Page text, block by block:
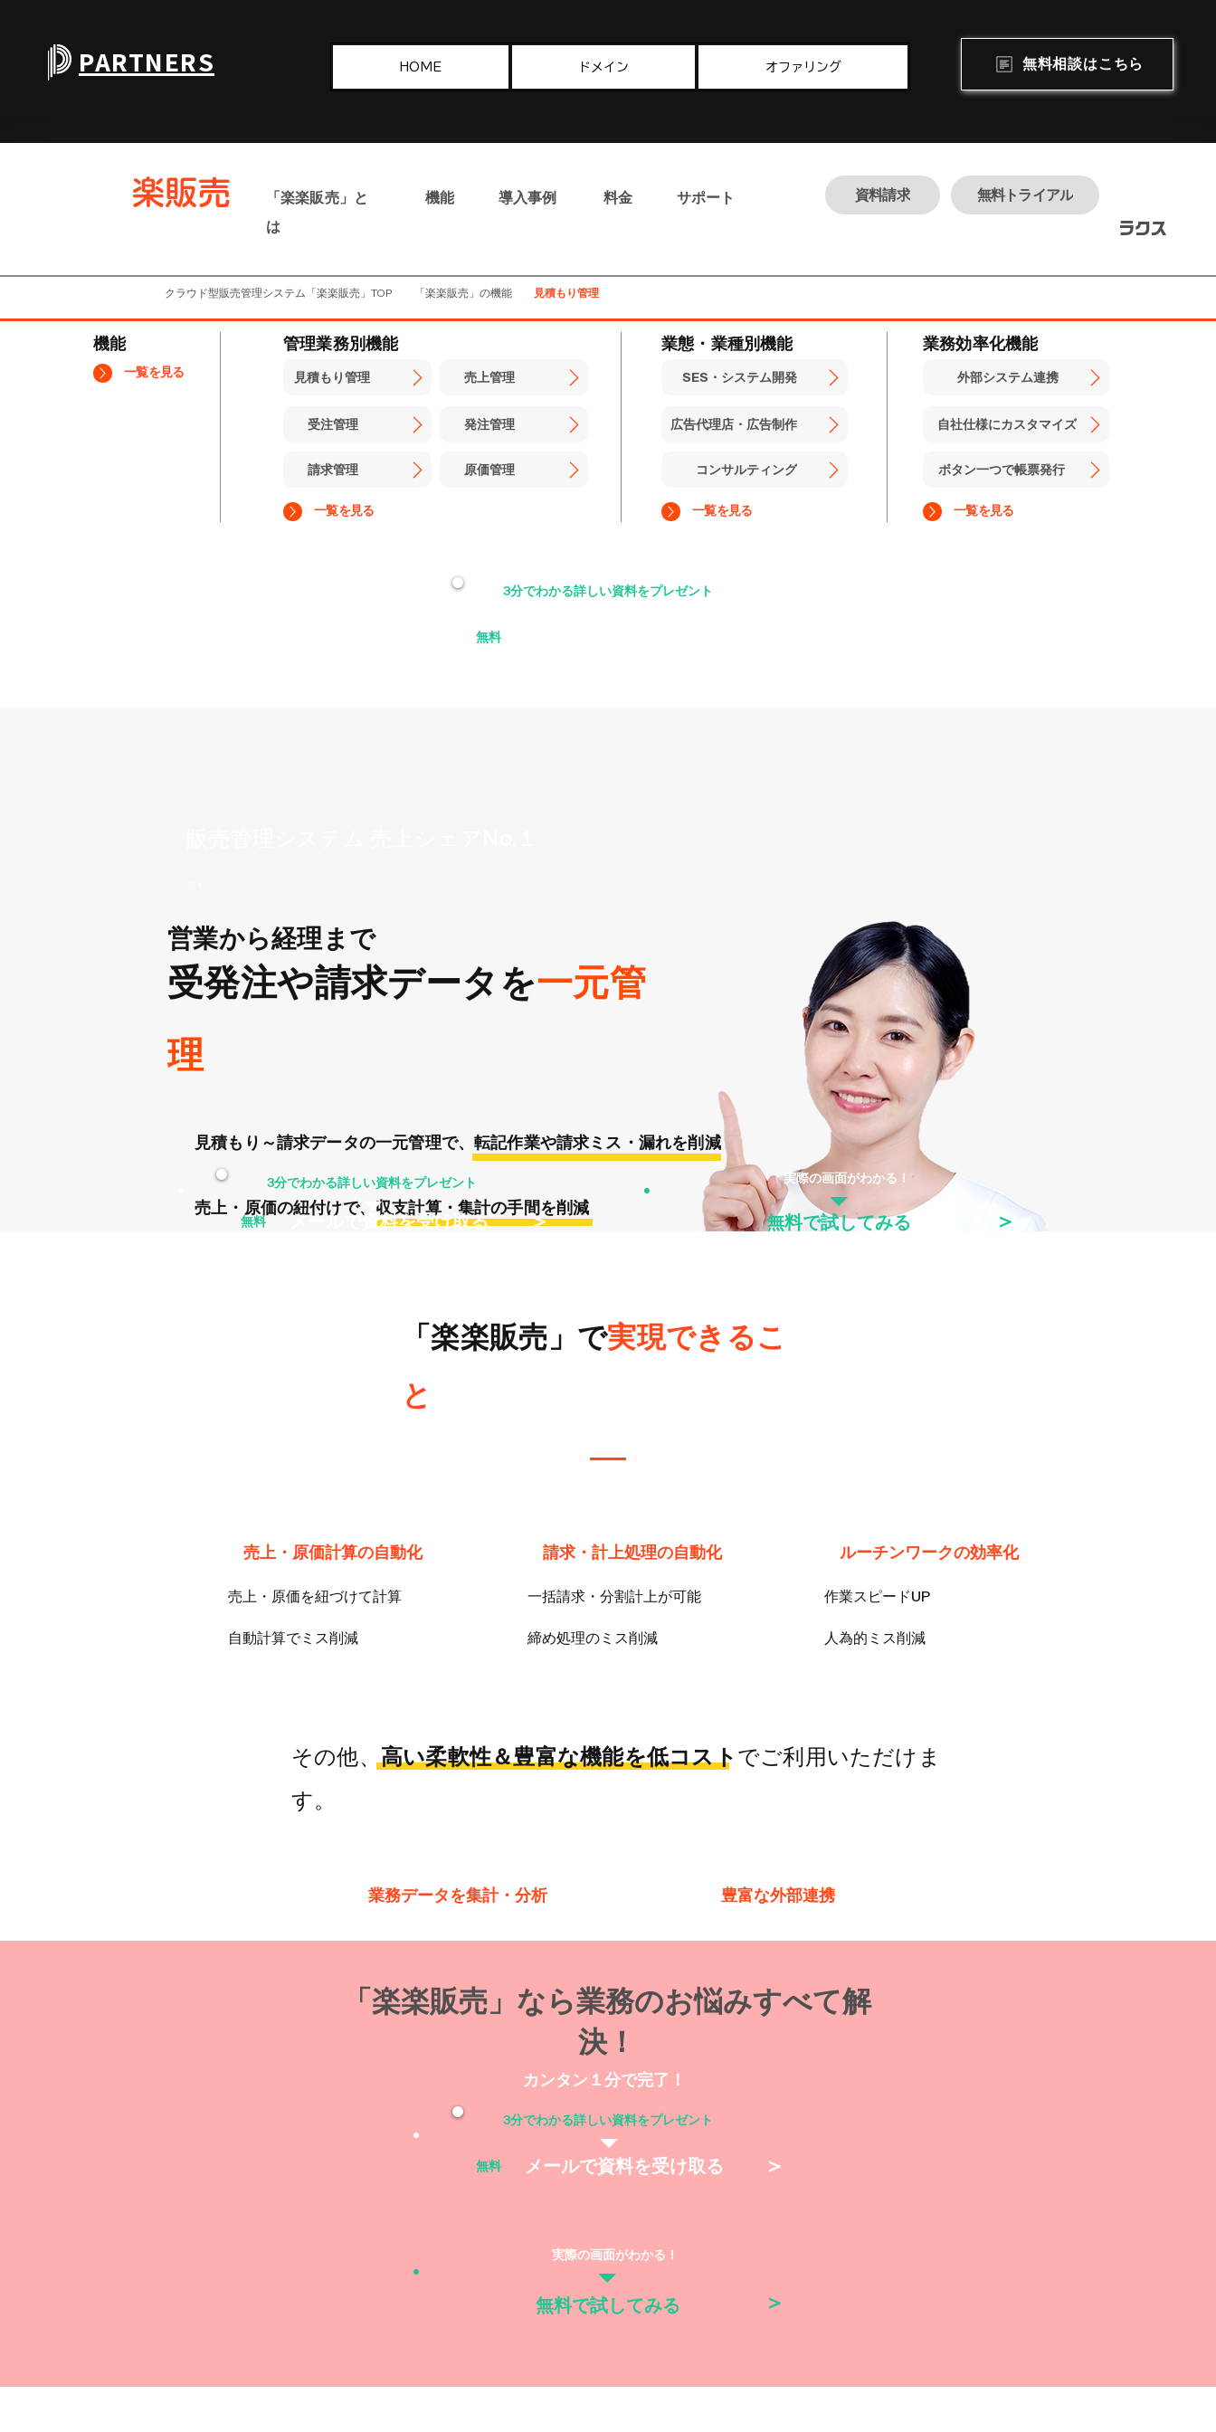
無料相談はこちら
PARTNERS HOME ドメイン オファリング
​楽販売
「楽楽販売」と
は
​機能 導入事例 料金 サポート 資料請求 無料トライアル
​ラクス
クラウド型販売管理システム「楽楽販売」TOP 「楽楽販売」の機能 見積もり管理
機能
一覧を見る
管理業務別機能
見積もり管理 売上管理
受注管理 発注管理
請求管理 原価管理
一覧を見る
業態・業種別機能
SES・システム開発
広告代理店・広告制作
コンサルティング
一覧を見る
業務効率化機能
外部システム連携
自社仕様にカスタマイズ
ボタン一つで帳票発行
一覧を見る
無料
3分でわかる詳しい資料をプレゼント
売上・原価の紐付けで、収支計算・集計の手間を削減
見積もり～請求データの一元管理で、転記作業や請求ミス・漏れを削減
受発注や請求データを一元管
理
営業から経理まで
無料 ​メールで資料を受け取る
＞
3分でわかる詳しい資料をプレゼント
無料で試してみる
＞
実際の画面がわかる！
「楽楽販売」で実現できるこ
と
​売上・原価計算の自動化
​売上・原価を紐づけて計算
自動計算でミス削減
​請求・計上処理の自動化
一括請求・分割計上が可能
​締め処理のミス削減
ルーチンワークの効率化
作業スピードUP
人為的ミス削減
その他、高い柔軟性＆豊富な機能を低コスト でご利用いただけま
す。
業務データを集計・分析 豊富な外部連携
「​楽楽販売」なら業務のお悩みすべて解
決！
​カンタン１分で完了！
無料 ​メールで資料を受け取る
＞
3分でわかる詳しい資料をプレゼント
無料で試してみる
＞
実際の画面がわかる！